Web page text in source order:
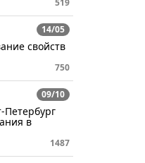
519
14/05
свойств
750
09/10
Петербург
в
1487